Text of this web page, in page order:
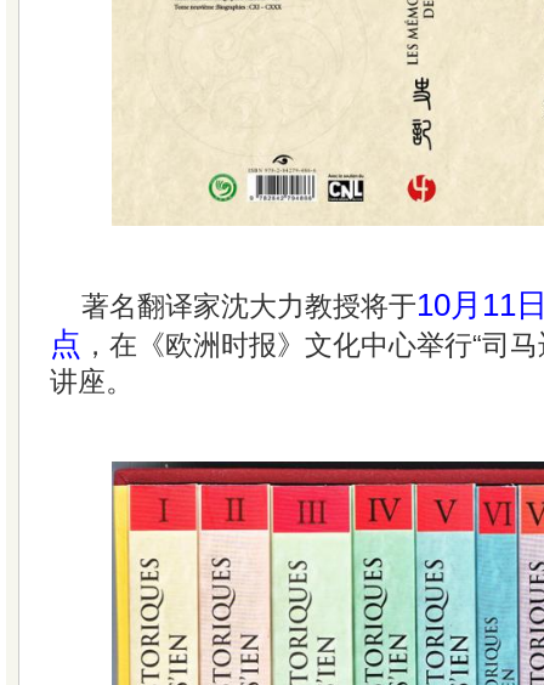
著名翻译家沈大力教授将于10月11
点 ，在《欧洲时报》文化中心举行“司
讲座。